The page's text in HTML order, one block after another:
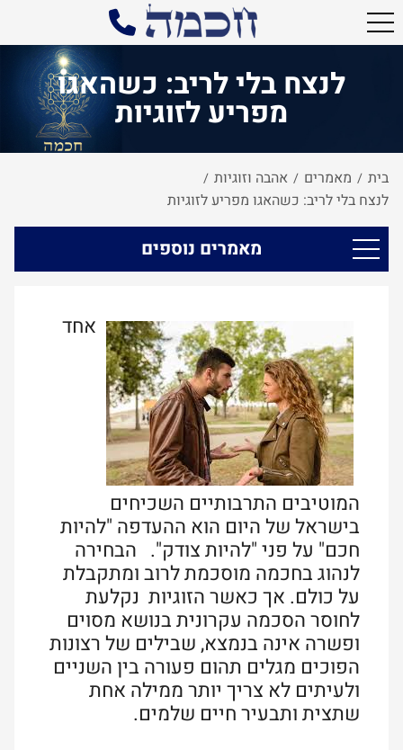
לנצח בלי לריב: כשהאגו
מפריע לזוגיות
בית / מאמרים / אהבה וזוגיות /
לנצח בלי לריב: כשהאגו מפריע לזוגיות
מאמרים נוספים
אחד
המוטיבים התרבותיים השכיחים
בישראל של היום הוא ההעדפה "להיות
חכם" על פני"להיות צודק". הבחירה
לנהוג בחכמה מוסכמת לרוב ומתקבלת
על כולם. אך כאשר הזוגיות נקלעת
לחוסר הסכמה עקרונית בנושא מסוים
ופשרה אינה בנמצא, שבילים של רצונות
הפוכים מגלים תהום פעורה בין השניים
ולעיתים לא צריך יותר ממילה אחת
שתצית ותבעיר חיים שלמים.